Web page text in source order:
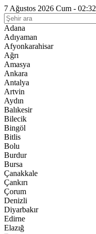
7 Ağustos 2026 Cum - 02:32
Adana
Adıyaman
Afyonkarahisar
Ağrı
Amasya
Ankara
Antalya
Artvin
Aydın
Balıkesir
Bilecik
Bingöl
Bitlis
Bolu
Burdur
Bursa
Çanakkale
Çankırı
Çorum
Denizli
Diyarbakır
Edirne
Elazığ